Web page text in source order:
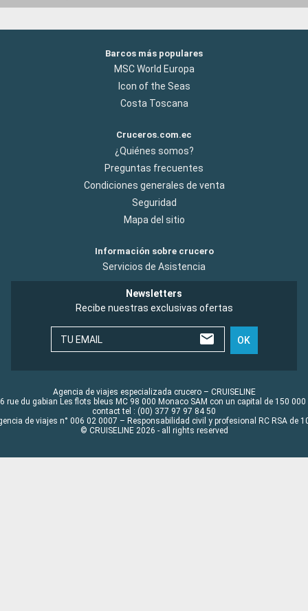
Barcos más populares
MSC World Europa
Icon of the Seas
Costa Toscana
Cruceros.com.ec
¿Quiénes somos?
Preguntas frecuentes
Condiciones generales de venta
Seguridad
Mapa del sitio
Información sobre crucero
Servicios de Asistencia
Newsletters
Recibe nuestras exclusivas ofertas
TU EMAIL OK
Agencia de viajes especializada crucero – CRUISELINE
rue du gabian Les flots bleus MC 98 000 Monaco SAM con un capital de 150 000
contact tel : (00) 377 97 97 84 50
de viajes n° 006 02 0007 – Responsabilidad civil y profesional RC RSA de
© CRUISELINE 2026 - all rights reserved